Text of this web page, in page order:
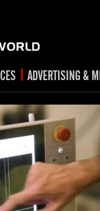
εκπομπών
| ADVERTISING &
TV
Social